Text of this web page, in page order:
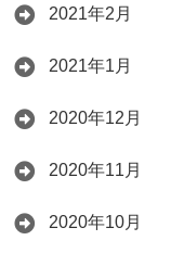
2021年2月
2021年1月
2020年12月
2020年11月
2020年10月